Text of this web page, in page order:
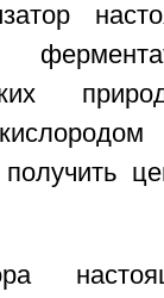
получить